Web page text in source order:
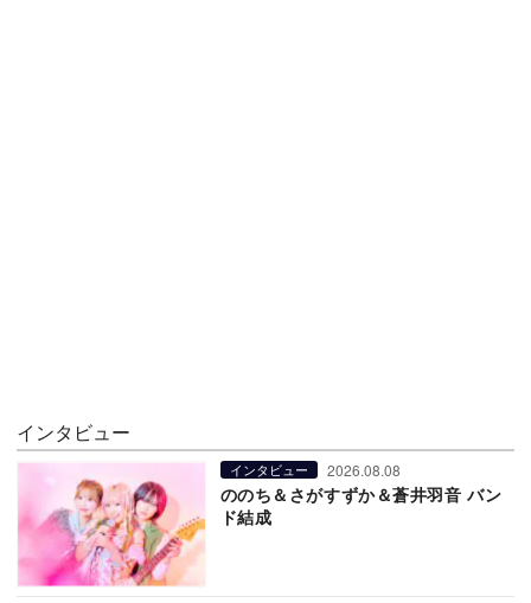
インタビュー
インタビュー 2026.08.08
ののち＆さがすずか＆蒼井羽音 バン
ド結成